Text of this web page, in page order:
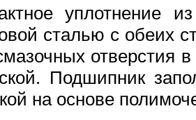
уплотнение
сталью с обеих
отверстия
Подшипник
на основе